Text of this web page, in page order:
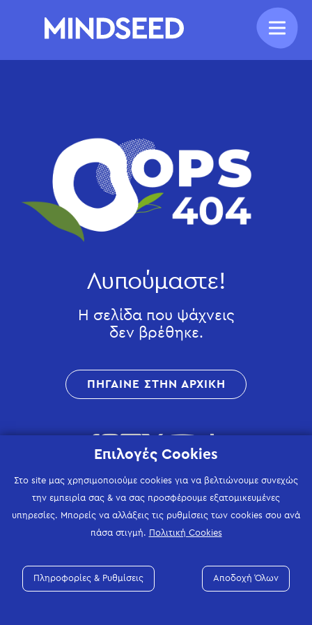
Λυπούμαστε!
Η σελίδα που ψάχνεις
δεν βρέθηκε.
ΠΗΓΑΙΝΕ ΣΤΗΝ ΑΡΧΙΚΗ
Επιλογές Cookies
Στο site μας χρησιμοποιούμε cookies για να βελτιώνουμε συνεχώς
την εμπειρία σας & να σας προσφέρουμε εξατομικευμένες
υπηρεσίες. Μπορείς να αλλάξεις τις ρυθμίσεις των cookies σου ανά
πάσα στιγμή. Πολιτική Cookies
Πληροφορίες & Ρυθμίσεις Αποδοχή Όλων